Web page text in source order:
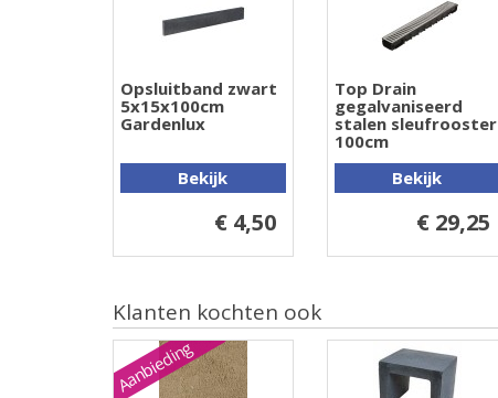
Opsluitband zwart
5x15x100cm
Gardenlux
Bekijk
€ 4,50
Top Drain
gegalvaniseerd
stalen sleufrooster
100cm
Bekijk
€ 29,25
Klanten kochten ook
Aanbieding